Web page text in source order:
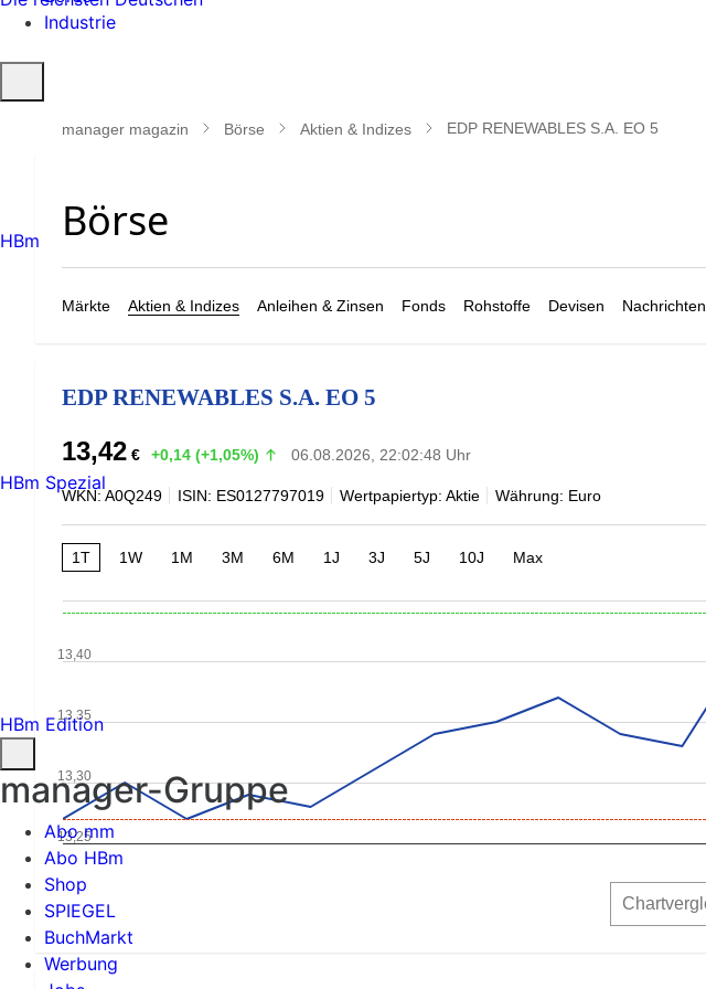
Industrie
öffnen
manager magazin Börse Aktien & Indizes EDP RENEWABLES S.A. EO 5
Märkte Aktien & Indizes Anleihen & Zinsen Fonds Rohstoffe Devisen Nachrichten
EDP RENEWABLES S.A. EO 5
13,42 € +0,14 (+1,05%) 06.08.2026, 22:02:48 Uhr
WKN: A0Q249 ISIN: ES0127797019 Wertpapiertyp: Aktie Währung: Euro
1T 1W 1M 3M 6M 1J 3J 5J 10J Max
13,25
13,30
13,35
13,40
HBm
HBm Spezial
HBm Edition
manager-Gruppe
Abo mm
Abo HBm
Shop
SPIEGEL
BuchMarkt
Werbung